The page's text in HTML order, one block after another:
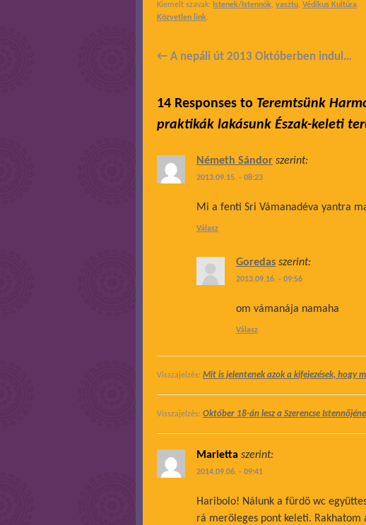
Kiemelt szavak: Istenek/Istennők, vasztu, Védikus Kultúra.
Közvetlen link.
← A nepáli út 2013 Októberben indul…
14 Responses to Teremtsünk
praktikák lakásunk Észak-keleti
Németh Sándor szerint:
2013.09.15. - 08:23
Mi a fenti Sri Vámanadéva yantra
Válasz
Goredas szerint:
2013.09.16. - 09:56
om vámanája namaha
Válasz
Visszajelzés: Mit is jelentenek azok a kifejezések,
Visszajelzés: Október 18-án lesz a Szerencse
Marietta szerint:
2014.09.06. - 09:41
Haribolo! Nálunk a fürdö wc
rá meröleges pont keleti.